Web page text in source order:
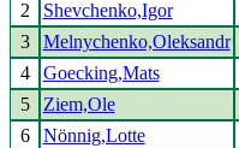
2
Shevchenko,Igor
3
Melnychenko,Oleksandr
4
Goecking,Mats
5
Ziem,Ole
6
Nönnig,Lotte